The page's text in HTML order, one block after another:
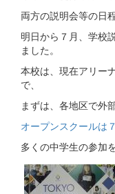
両方の説明会等の日
明日から７月、学校
ました。
本校は、現在アリー
で、
まずは、各地区で外
オープンスクールは
多くの中学生の参加